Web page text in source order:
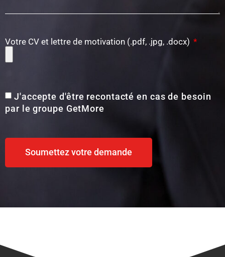
Votre CV et lettre de motivation (.pdf, .jpg, .docx)
J'accepte d'être recontacté en cas de besoin
par le groupe GetMore
Soumettez votre demande